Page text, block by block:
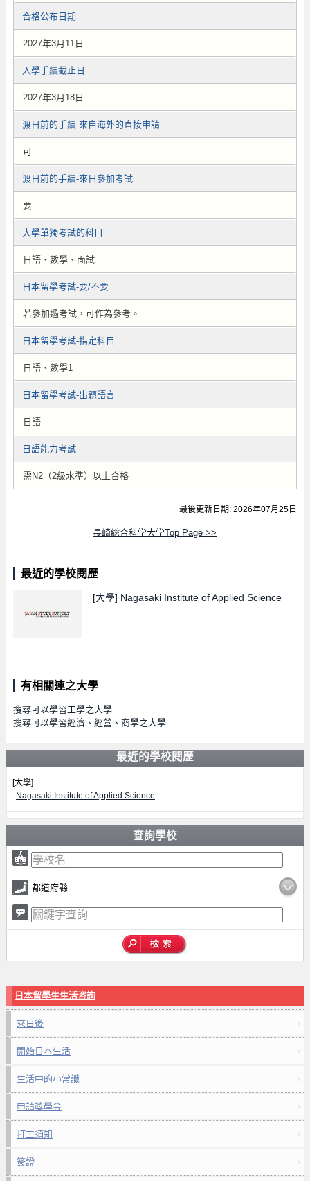
合格公布日期
2027年3月11日
入學手續截止日
2027年3月18日
渡日前的手續-來自海外的直接申請
可
渡日前的手續-來日參加考試
要
大學單獨考試的科目
日語、數學、面試
日本留學考試-要/不要
若參加過考試，可作為參考。
日本留學考試-指定科目
日語、數學1
日本留學考試-出題語言
日語
日語能力考試
需N2（2級水準）以上合格
最後更新日期: 2026年07月25日
長崎総合科学大学Top Page >>
最近的學校閱歷
[大學] Nagasaki Institute of Applied Science
有相關連之大學
搜尋可以學習工學之大學
搜尋可以學習經濟、經營、商學之大學
最近的學校閱歷
[大學]
Nagasaki Institute of Applied Science
查詢學校
都道府縣
日本留學生生活咨詢
來日後
開始日本生活
生活中的小常識
申請獎學金
打工須知
簽證